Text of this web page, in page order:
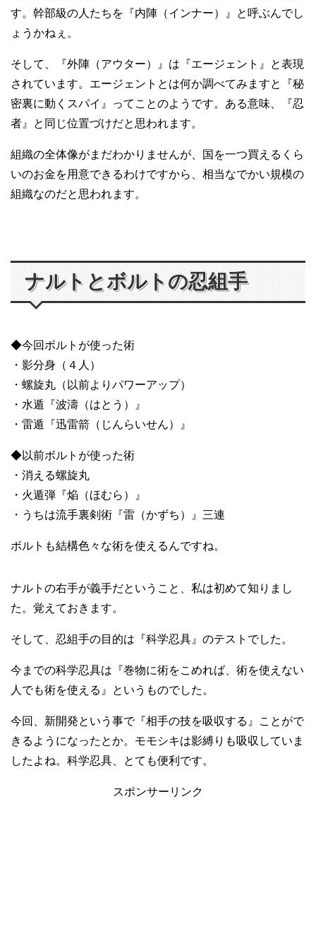
す。幹部級の人たちを『内陣（インナー）』と呼ぶんでし
ょうかねぇ。
そして、『外陣（アウター）』は『エージェント』と表現
されています。エージェントとは何か調べてみますと『秘
密裏に動くスパイ』ってことのようです。ある意味、『忍
者』と同じ位置づけだと思われます。
組織の全体像がまだわかりませんが、国を一つ買えるくら
いのお金を用意できるわけですから、相当なでかい規模の
組織なのだと思われます。
ナルトとボルトの忍組手
◆今回ボルトが使った術
・影分身（４人）
・螺旋丸（以前よりパワーアップ）
・水遁『波濤（はとう）』
・雷遁『迅雷箭（じんらいせん）』
◆以前ボルトが使った術
・消える螺旋丸
・火遁弾『焔（ほむら）』
・うちは流手裏剣術『雷（かずち）』三連
ボルトも結構色々な術を使えるんですね。
ナルトの右手が義手だということ、私は初めて知りまし
た。覚えておきます。
そして、忍組手の目的は『科学忍具』のテストでした。
今までの科学忍具は『巻物に術をこめれば、術を使えない
人でも術を使える』というものでした。
今回、新開発という事で『相手の技を吸収する』ことがで
きるようになったとか。モモシキは影縛りも吸収していま
したよね。科学忍具、とても便利です。
スポンサーリンク